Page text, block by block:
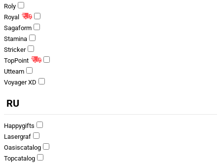
Roly
Royal
Sagaform
Stamina
Stricker
TopPoint
Utteam
Voyager XD
RU
Happygifts
Lasergraf
Oasiscatalog
Topcatalog